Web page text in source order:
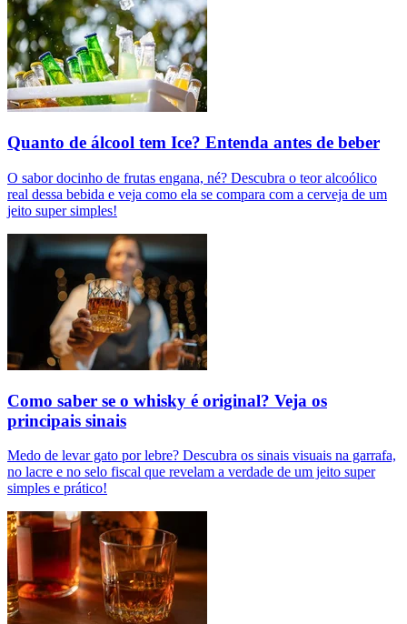
Quanto de álcool tem Ice? Entenda antes de beber
O sabor docinho de frutas engana, né? Descubra o teor alcoólico
real dessa bebida e veja como ela se compara com a cerveja de um
jeito super simples!
Como saber se o whisky é original? Veja os
principais sinais
Medo de levar gato por lebre? Descubra os sinais visuais na garrafa,
no lacre e no selo fiscal que revelam a verdade de um jeito super
simples e prático!